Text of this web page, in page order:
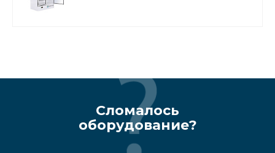
Сломалось
оборудование?